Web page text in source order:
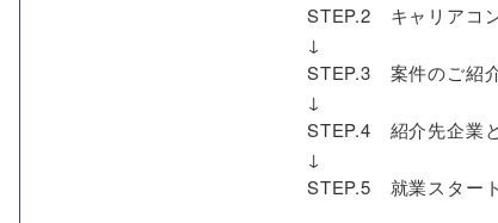
STEP.2 キャリアコ
↓
STEP.3 案件のご紹
↓
STEP.4 紹介先企業
↓
STEP.5 就業スタート